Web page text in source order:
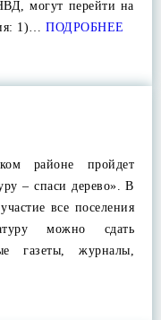
могут перейти на
1)… ПОДРОБНЕЕ
районе пройдет
– спаси дерево». В
все поселения
можно сдать
газеты, журналы,